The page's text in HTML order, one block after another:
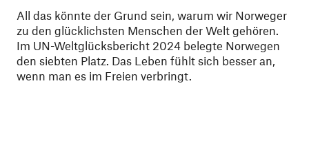
All das könnte der Grund sein, warum wir Norweger
zu den glücklichsten Menschen der Welt gehören.
Im UN-Weltglücksbericht 2024 belegte Norwegen
den siebten Platz. Das Leben fühlt sich besser an,
wenn man es im Freien verbringt.